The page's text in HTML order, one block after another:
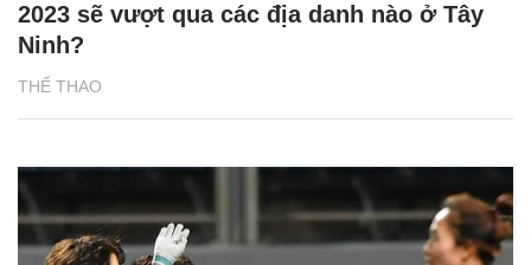
THỂ THAO
2023 sẽ vượt qua các địa danh nào ở Tây
Ninh?